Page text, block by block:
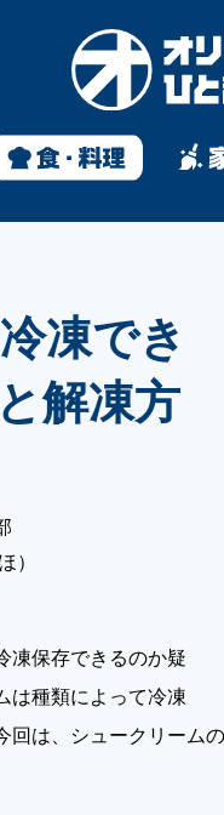
凍でき
解凍方
）
凍保存できるのか疑
は種類によって冷凍
は、シュークリーム